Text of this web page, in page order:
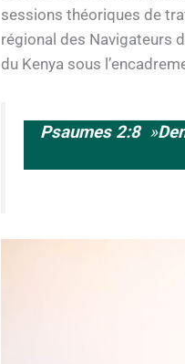
sessions théoriques de
régional des Navigateurs
du Kenya sous
Psaumes 2:8»